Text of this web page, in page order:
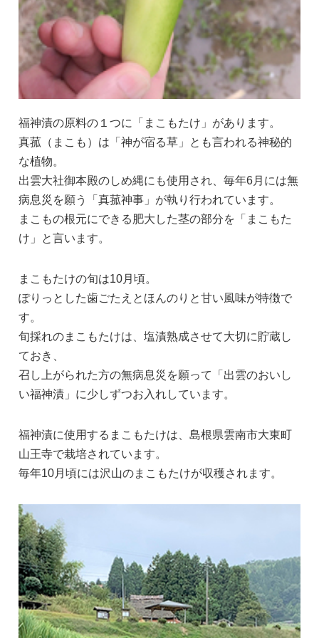
福神漬の原料の１つに「まこもたけ」があります。
真菰（まこも）は「神が宿る草」とも言われる神秘的
な植物。
出雲大社御本殿のしめ縄にも使用され、毎年6月には無
病息災を願う「真菰神事」が執り行われています。
まこもの根元にできる肥大した茎の部分を「まこもた
け」と言います。
まこもたけの旬は10月頃。
ぽりっとした歯ごたえとほんのりと甘い風味が特徴で
す。
旬採れのまこもたけは、塩漬熟成させて大切に貯蔵し
ておき、
召し上がられた方の無病息災を願って「出雲のおいし
い福神漬」に少しずつお入れしています。
福神漬に使用するまこもたけは、島根県雲南市大東町
山王寺で栽培されています。
毎年10月頃には沢山のまこもたけが収穫されます。